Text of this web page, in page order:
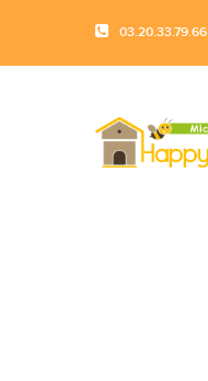
03.20.33.79.66